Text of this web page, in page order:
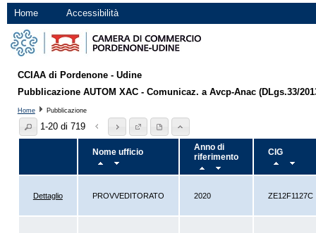
Home Accessibilità
CCIAA di Pordenone - Udine
Pubblicazione AUTOM XAC - Comunicaz. a Avcp-Anac (DLgs.33/
Home Pubblicazione
1-20 di 719
Nome ufficio
Anno di
riferimento
CIG
Dettaglio PROVVEDITORATO 2020 ZE12F1127C